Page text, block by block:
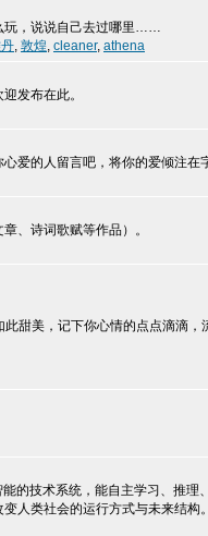
玩，说说自己去过哪里……
, 敦煌, cleaner, athena
发布在此。
爱的人留言吧，将你的爱倾注
、诗词歌赋等作品）。
甜美，记下你心情的点点滴滴，
的技术系统，能自主学习、推
人类社会的运行方式与未来结构